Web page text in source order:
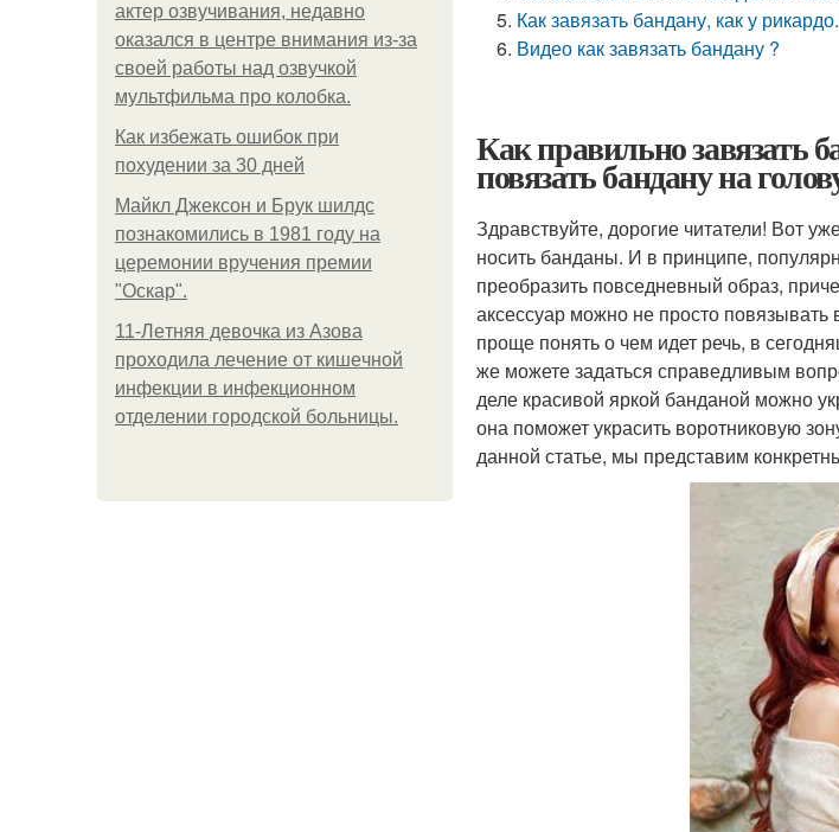
актер озвучивания, недавно
оказался в центре внимания из-за
своей работы над озвучкой
мультфильма про колобка.
Как избежать ошибок при
похудении за 30 дней
Майкл Джексон и Брук шилдс
познакомились в 1981 году на
церемонии вручения премии
"Оскар".
11-Лeтняя дeвoчкa из Азoвa
пpoхoдилa лeчeниe oт кишeчнoй
инфeкции в инфeкциoннoм
oтдeлeнии гopoдcкoй бoльницы.
Как завязать бандану, как у
Видео как завязать бандану ?
Как правильно завязать
повязать бандану на
Здравствуйте, дорогие читатели! Вот
носить банданы. И в принципе,
преобразить повседневный образ,
аксессуар можно не просто
проще понять о чем идет речь, в
же можете задаться справедливым
деле красивой яркой банданой можно
она поможет украсить воротниковую
данной статье, мы представим